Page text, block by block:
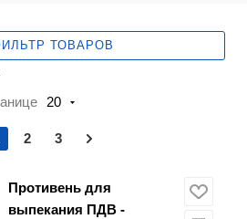
ТОВАРОВ
20
2 3
Противень для
выпекания ПДВ -